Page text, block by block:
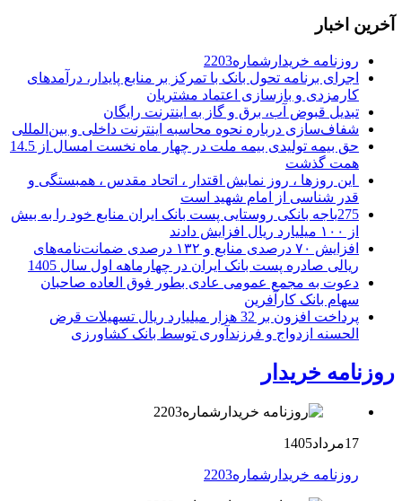
آخرین اخبار
روزنامه خریدارشماره2203
اجرای برنامه تحول بانک با تمرکز بر منابع پایدار، درآمدهای
کارمزدی و بازسازی اعتماد مشتریان
تبدیل قبوض آب، برق و گاز به اینترنت رایگان
شفاف‌سازی درباره نحوه محاسبه اینترنت داخلی و بین‌المللی
حق بیمه تولیدی بیمه ملت در چهار ماه نخست امسال از 14.5
همت گذشت
این روزها ، روز نمایش اقتدار ، اتحاد مقدس ، همبستگی و
قدر شناسی از امام شهید است
275باجه بانکی روستایی پست بانک ایران منابع خود را به بیش
از ۱۰۰ میلیارد ریال افزایش دادند
افزایش ۷۰ درصدی منابع و ۱۳۲ درصدی ضمانت‌نامه‌های
ریالی صادره پست بانک ایران در چهارماهه اول سال 1405
دعوت به مجمع عمومی عادی بطور فوق العاده صاحبان
سهام بانک کارآفرین
پرداخت افزون بر 32 هزار میلیارد ریال تسهیلات قرض
الحسنه ازدواج و فرزندآوری توسط بانک کشاورزی
روزنامه خریدار
17مرداد1405
روزنامه خریدارشماره2203